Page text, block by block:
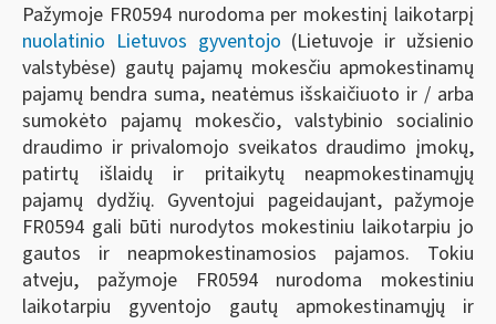
Pažymoje FR0594 nurodoma per mokestinį laikotarpį
nuolatinio Lietuvos gyventojo (Lietuvoje ir užsienio
valstybėse) gautų pajamų mokesčiu apmokestinamų
pajamų bendra suma, neatėmus išskaičiuoto ir / arba
sumokėto pajamų mokesčio, valstybinio socialinio
draudimo ir privalomojo sveikatos draudimo įmokų,
patirtų išlaidų ir pritaikytų neapmokestinamųjų
pajamų dydžių. Gyventojui pageidaujant, pažymoje
FR0594 gali būti nurodytos mokestiniu laikotarpiu jo
gautos ir neapmokestinamosios pajamos. Tokiu
atveju, pažymoje FR0594 nurodoma mokestiniu
laikotarpiu gyventojo gautų apmokestinamųjų ir